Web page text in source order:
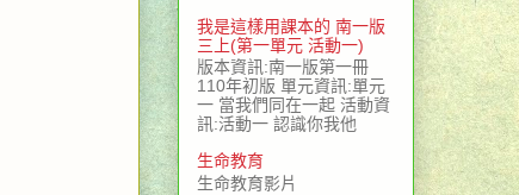
我是這樣用課本的 南一版
三上(第一單元 活動一)
版本資訊:南一版第一冊
110年初版 單元資訊:單元
一 當我們同在一起 活動資
訊:活動一 認識你我他
生命教育
生命教育影片